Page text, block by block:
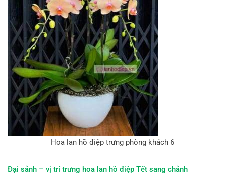
Hoa lan hồ điệp trưng phòng khách 6
Đại sảnh – vị trí trưng hoa lan hồ điệp Tết sang chảnh